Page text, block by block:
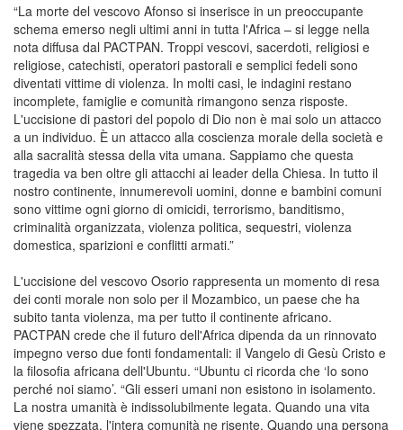
“La morte del vescovo Afonso si inserisce in un preoccupante
schema emerso negli ultimi anni in tutta l'Africa – si legge nella
nota diffusa dal PACTPAN. Troppi vescovi, sacerdoti, religiosi e
religiose, catechisti, operatori pastorali e semplici fedeli sono
diventati vittime di violenza. In molti casi, le indagini restano
incomplete, famiglie e comunità rimangono senza risposte.
L'uccisione di pastori del popolo di Dio non è mai solo un attacco
a un individuo. È un attacco alla coscienza morale della società e
alla sacralità stessa della vita umana. Sappiamo che questa
tragedia va ben oltre gli attacchi ai leader della Chiesa. In tutto il
nostro continente, innumerevoli uomini, donne e bambini comuni
sono vittime ogni giorno di omicidi, terrorismo, banditismo,
criminalità organizzata, violenza politica, sequestri, violenza
domestica, sparizioni e conflitti armati.”
L'uccisione del vescovo Osorio rappresenta un momento di resa
dei conti morale non solo per il Mozambico, un paese che ha
subito tanta violenza, ma per tutto il continente africano.
PACTPAN crede che il futuro dell'Africa dipenda da un rinnovato
impegno verso due fonti fondamentali: il Vangelo di Gesù Cristo e
la filosofia africana dell'Ubuntu. “Ubuntu ci ricorda che ‘Io sono
perché noi siamo’. “Gli esseri umani non esistono in isolamento.
La nostra umanità è indissolubilmente legata. Quando una vita
viene spezzata, l'intera comunità ne risente. Quando una persona